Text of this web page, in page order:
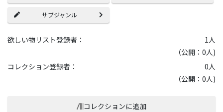
サブジャンル
欲しい物リスト登録者： 1人
（公開：0人)
コレクション登録者：
0人
（公開：0人)
コレクションに追加